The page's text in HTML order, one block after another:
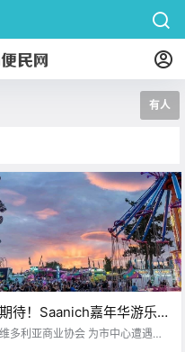
有人
期待！Saanich嘉年华游乐场
今年有戏开放！！无语，居
维多利亚商业协会 为市中心遭遇破